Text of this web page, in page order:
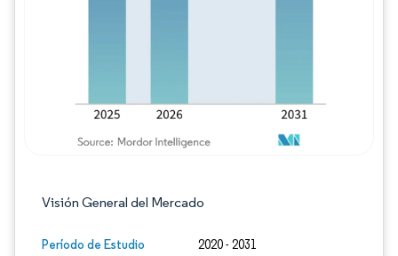
Visión General del Mercado
Período de Estudio 2020 - 2031